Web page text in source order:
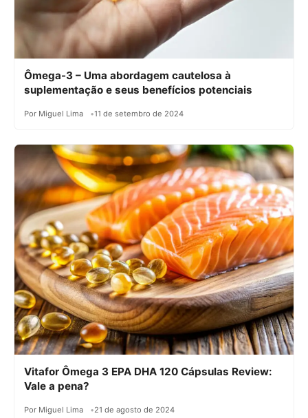
Ômega-3 – Uma abordagem cautelosa à
suplementação e seus benefícios potenciais
Por Miguel Lima 11 de setembro de 2024
Vitafor Ômega 3 EPA DHA 120 Cápsulas Review:
Vale a pena?
Por Miguel Lima 21 de agosto de 2024